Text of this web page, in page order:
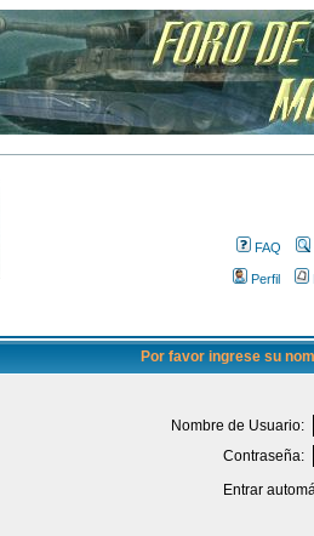
FAQ
Perfil
Por favor ingrese su
Nombre de Usuario:
Contraseña:
Entrar